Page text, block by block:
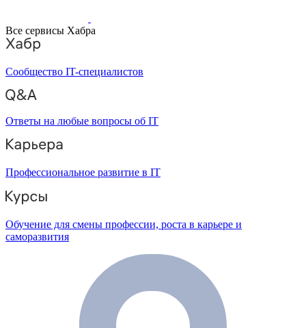
Все сервисы Хабра
Сообщество IT-специалистов
Ответы на любые вопросы об IT
Профессиональное развитие в IT
Обучение для смены профессии, роста в карьере и
саморазвития